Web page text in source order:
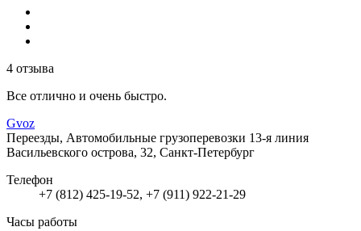
4 отзыва
Все отлично и очень быстро.
Gvoz
Переезды, Автомобильные грузоперевозки 13-я линия
Васильевского острова, 32, Санкт-Петербург
Телефон
+7 (812) 425-19-52, +7 (911) 922-21-29
Часы работы